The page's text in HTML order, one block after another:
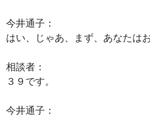
今井通子：
はい、じゃあ、まず、あなたは
相談者：
３９です。
今井通子：